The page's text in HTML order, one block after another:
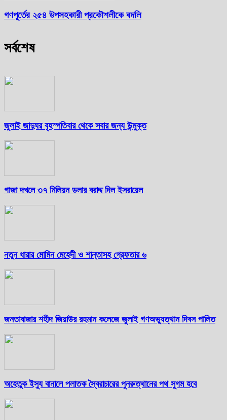
গণপূর্তের ২৫৪ উপসহকারী প্রকৌশলীকে বদলি
সর্বশেষ
জুলাই জাদুঘর বৃহস্পতিবার থেকে সবার জন্য উন্মুক্ত
গাজা দখলে ৩৭ মিলিয়ন ডলার বরাদ্দ দিল ইসরায়েল
নতুন ধারার মোমিন মেহেদী ও শান্তাসহ গ্রেফতার ৬
জনতাবাজার শহীদ জিয়াউর রহমান কলেজে জুলাই গণঅভ্যুত্থান দিবস পালিত
অহেতুক ইস্যু বানালে পলাতক স্বৈরাচারের পুনরুত্থানের পথ সুগম হবে